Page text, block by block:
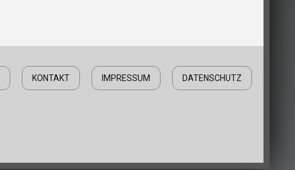
KONTAKT IMPRESSUM DATENSCHUTZ